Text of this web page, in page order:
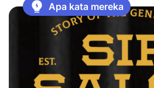
Apa kata mereka